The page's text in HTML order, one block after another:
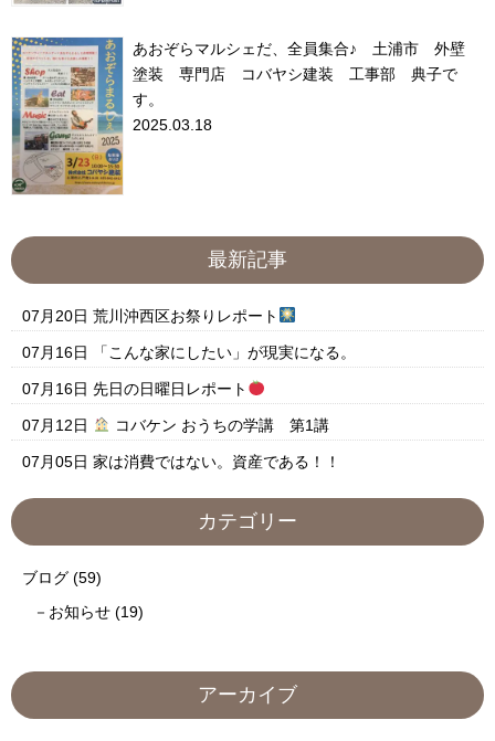
あおぞらマルシェだ、全員集合♪ 土浦市 外壁
塗装 専門店 コバヤシ建装 工事部 典子で
す。
2025.03.18
最新記事
07月20日 荒川沖西区お祭りレポート
07月16日 「こんな家にしたい」が現実になる。
07月16日 先日の日曜日レポート
07月12日 コバケン おうちの学講 第1講
07月05日 家は消費ではない。資産である！！
カテゴリー
ブログ (59)
お知らせ (19)
アーカイブ